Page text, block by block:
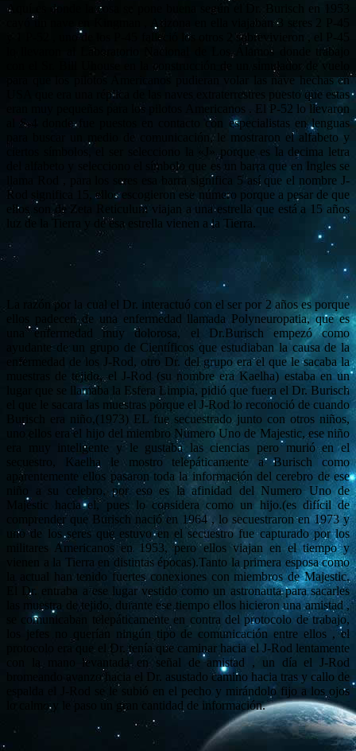
Aquí es donde la cosa se pone buena según el Dr. Burisch en 1953
cayó un nave en Kingman , Arizona en ella viajaban 3 seres 2 P-45
y 1 P-52 , uno de los P-45 falleció los otros 2 sobrevivieron , el P-45
lo llevaron al Laboratorio Nacional de Los Álamos donde trabajo
con el Sr. Bill Uhouse en la construcción de un simulador de vuelo
para que los pilotos Americanos pudieran volar las nave hechas en
USA que era una réplica de las naves extraterrestres puesto que estas
eran muy pequeñas para los pilotos Americanos . El P-52 lo llevaron
al S-4 donde fue puestos en contacto con especialistas en lenguas
para buscar un medio de comunicación, le mostraron el alfabeto y
ciertos símbolos, el ser selecciono la «J» porque es la decima letra
del alfabeto y selecciono el símbolo que es un barra que en Ingles se
llama Rod , para los seres esa barra significa 5 así que el nombre J-
Rod significa 15, ellos escogieron ese número porque a pesar de que
ellos son de Zeta Reticulum viajan a una estrella que está a 15 años
luz de la Tierra y de esa estrella vienen a la Tierra.
La razón por la cual el Dr. interactuó con el ser por 2 años es porque
ellos padecen de una enfermedad llamada Polyneuropatia, que es
una enfermedad muy dolorosa, el Dr.Burisch empezó como
ayudante de un grupo de Científicos que estudiaban la causa de la
enfermedad de los J-Rod, otro Dr. del grupo era el que le sacaba la
muestras de tejido, el J-Rod (su nombre era Kaelha) estaba en un
lugar que se llamaba la Esfera Limpia, pidió que fuera el Dr. Burisch
el que le sacara las muestras porque el J-Rod lo reconoció de cuando
Burisch era niño,(1973) EL fue secuestrado junto con otros niños,
uno ellos era el hijo del miembro Numero Uno de Majestic, ese niño
era muy inteligente y le gustaba las ciencias pero murió en el
secuestro, Kaelha le mostro telepáticamente a Burisch como
aparentemente ellos pasaron toda la información del cerebro de ese
niño a su celebro, por eso es la afinidad del Numero Uno de
Majestic hacia el, pues lo considera como un hijo.(es difícil de
comprender que Burisch nació en 1964 , lo secuestraron en 1973 y
uno de los seres que estuvo en el secuestro fue capturado por los
militares Americanos en 1953, pero ellos viajan en el tiempo y
vienen a la Tierra en distintas épocas).Tanto la primera esposa como
la actual han tenido fuertes conexiones con miembros de Majestic.
El Dr. entraba a ese lugar vestido como un astronauta para sacarles
las muestra de tejido, durante ese tiempo ellos hicieron una amistad ,
se comunicaban telepáticamente en contra del protocolo de trabajo,
los jefes no querían ningún tipo de comunicación entre ellos , el
protocolo era que el Dr. tenía que caminar hacia el J-Rod lentamente
con la mano levantada en señal de amistad , un día el J-Rod
bromeando avanzo hacia el Dr. asustado camino hacia tras y callo de
espalda el J-Rod se le subió en el pecho y mirándolo fijo a los ojos
lo calmo y le paso un gran cantidad de información.